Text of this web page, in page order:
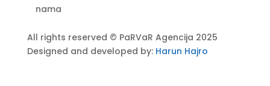
nama
All rights reserved © PaRVaR Agencija 2025
Designed and developed by: Harun Hajro